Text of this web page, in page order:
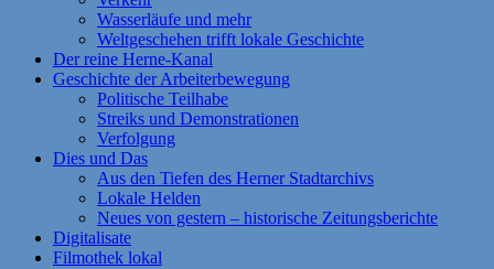
Wasserläufe und mehr
Weltgeschehen trifft lokale Geschichte
Der reine Herne-Kanal
Geschichte der Arbeiterbewegung
Politische Teilhabe
Streiks und Demonstrationen
Verfolgung
Dies und Das
Aus den Tiefen des Herner Stadtarchivs
Lokale Helden
Neues von gestern – historische Zeitungsberichte
Digitalisate
Filmothek lokal